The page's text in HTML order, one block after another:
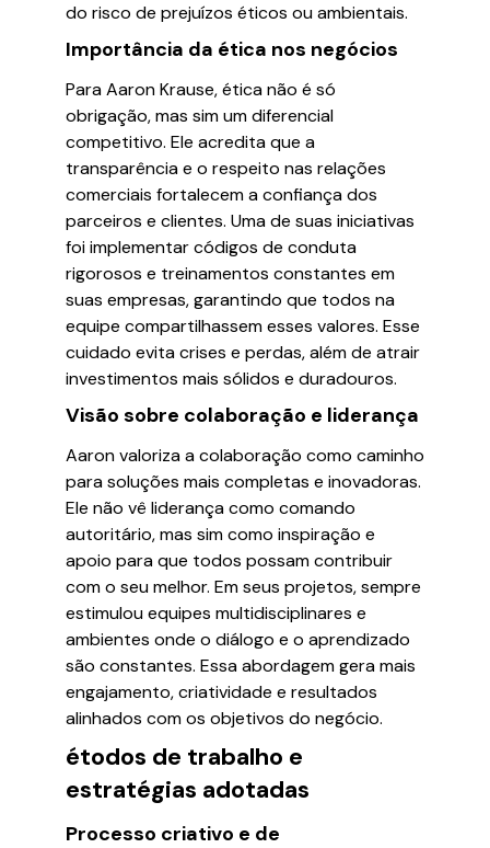
do risco de prejuízos éticos ou ambientais.
Importância da ética nos negócios
Para Aaron Krause, ética não é só
obrigação, mas sim um diferencial
competitivo. Ele acredita que a
transparência e o respeito nas relações
comerciais fortalecem a confiança dos
parceiros e clientes. Uma de suas iniciativas
foi implementar códigos de conduta
rigorosos e treinamentos constantes em
suas empresas, garantindo que todos na
equipe compartilhassem esses valores. Esse
cuidado evita crises e perdas, além de atrair
investimentos mais sólidos e duradouros.
Visão sobre colaboração e liderança
Aaron valoriza a colaboração como caminho
para soluções mais completas e inovadoras.
Ele não vê liderança como comando
autoritário, mas sim como inspiração e
apoio para que todos possam contribuir
com o seu melhor. Em seus projetos, sempre
estimulou equipes multidisciplinares e
ambientes onde o diálogo e o aprendizado
são constantes. Essa abordagem gera mais
engajamento, criatividade e resultados
alinhados com os objetivos do negócio.
étodos de trabalho e
estratégias adotadas
Processo criativo e de